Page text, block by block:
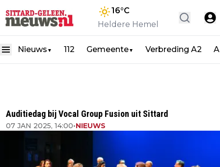
16°C
Heldere Hemel
Nieuws ▼ 112 Gemeente▼ Verbreding A2
Auditiedag bij Vocal Group Fusion uit Sittard
07 JAN 2025, 14:00•NIEUWS